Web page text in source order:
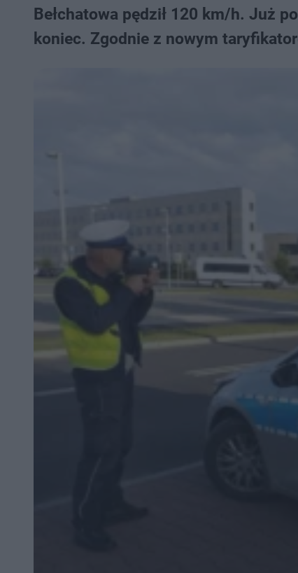
Bełchatowa pędził 120 km/h. Już
koniec. Zgodnie z nowym